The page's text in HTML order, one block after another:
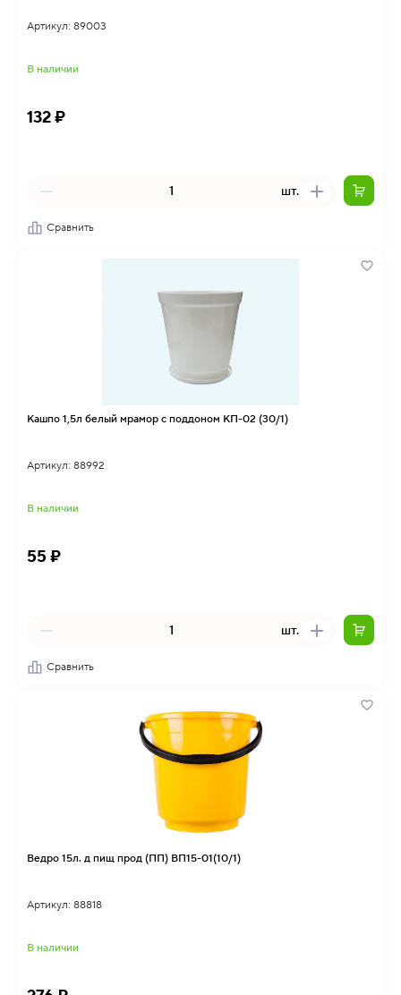
Артикул: 89003
В наличии
132 ₽
шт.
Сравнить
Кашпо 1,5л белый мрамор с поддоном КП-02 (30/1)
Артикул: 88992
В наличии
55 ₽
шт.
Сравнить
Ведро 15л. д пищ прод (ПП) ВП15-01(10/1)
Артикул: 88818
В наличии